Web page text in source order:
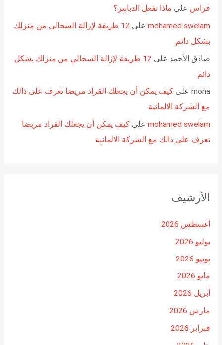
فراس على ماذا تفعل الدبابير؟
mohamed swelamعلى
12 طريقة لإزالة السحالي من منزلك
بشكل دائم
صادق الأحمد على
12 طريقة لإزالة السحالي من منزلك بشكل
دائم
monaعلى كيف يمكن أن يجعلك القراد مريضا تعرف على ذالك
مع الشركة الالمانية
mohamed swelamعلى كيف يمكن أن يجعلك القراد مريضا
تعرف على ذالك مع الشركة الالمانية
الأرشيف
أغسطس 2026
يوليو 2026
يونيو 2026
مايو 2026
أبريل 2026
مارس 2026
فبراير 2026